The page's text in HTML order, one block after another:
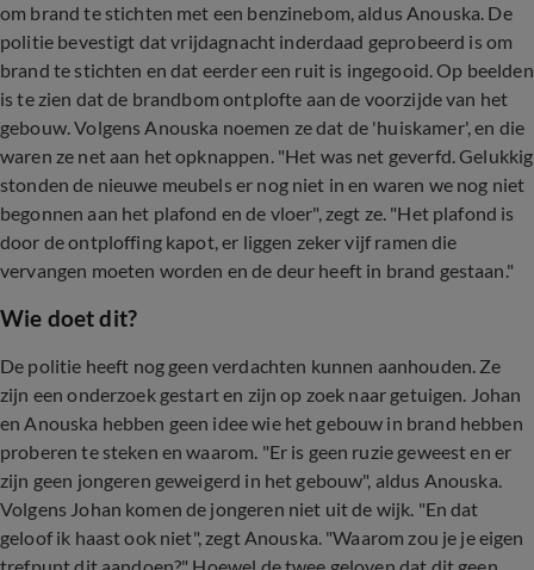
om brand te stichten met een benzinebom, aldus Anouska. De
politie bevestigt dat vrijdagnacht inderdaad geprobeerd is om
brand te stichten en dat eerder een ruit is ingegooid. Op beelden
is te zien dat de brandbom ontplofte aan de voorzijde van het
gebouw. Volgens Anouska noemen ze dat de 'huiskamer', en die
waren ze net aan het opknappen. "Het was net geverfd. Gelukkig
stonden de nieuwe meubels er nog niet in en waren we nog niet
begonnen aan het plafond en de vloer", zegt ze. "Het plafond is
door de ontploffing kapot, er liggen zeker vijf ramen die
vervangen moeten worden en de deur heeft in brand gestaan."
Wie doet dit?
De politie heeft nog geen verdachten kunnen aanhouden. Ze
zijn een onderzoek gestart en zijn op zoek naar getuigen. Johan
en Anouska hebben geen idee wie het gebouw in brand hebben
proberen te steken en waarom. "Er is geen ruzie geweest en er
zijn geen jongeren geweigerd in het gebouw", aldus Anouska.
Volgens Johan komen de jongeren niet uit de wijk. "En dat
geloof ik haast ook niet", zegt Anouska. "Waarom zou je je eigen